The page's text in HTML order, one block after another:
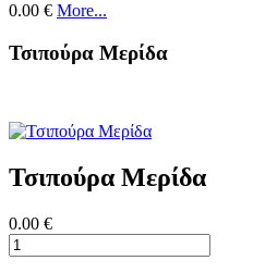
0.00 € More...
Τσιπούρα Μερίδα
Τσιπούρα Μερίδα
0.00 €